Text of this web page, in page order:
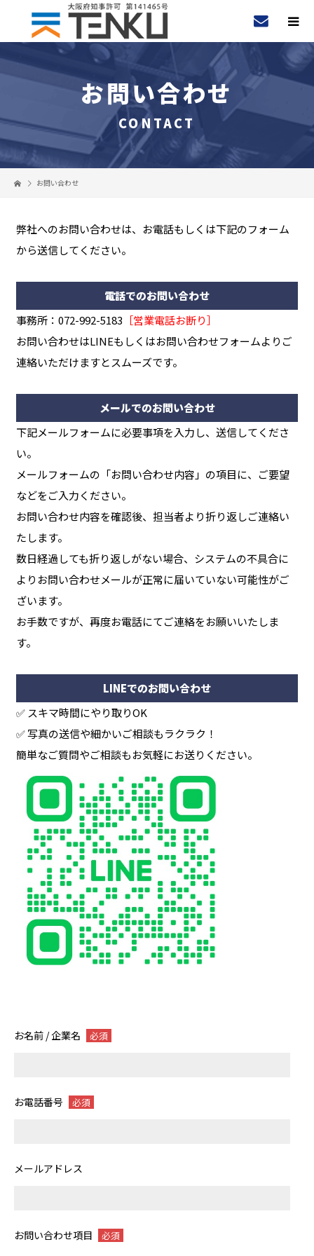
お問い合わせ
CONTACT
お問い合わせ
弊社へのお問い合わせは、お電話もしくは下記のフォーム
から送信してください。
電話でのお問い合わせ
事務所：072-992-5183 ［営業電話お断り］
お問い合わせはLINEもしくはお問い合わせフォームよりご
連絡いただけますとスムーズです。
メールでのお問い合わせ
下記メールフォームに必要事項を入力し、送信してくださ
い。
メールフォームの「お問い合わせ内容」の項目に、ご要望
などをご入力ください。
お問い合わせ内容を確認後、担当者より折り返しご連絡い
たします。
数日経過しても折り返しがない場合、システムの不具合に
よりお問い合わせメールが正常に届いていない可能性がご
ざいます。
お手数ですが、再度お電話にてご連絡をお願いいたしま
す。
LINEでのお問い合わせ
✅ スキマ時間にやり取りOK
✅ 写真の送信や細かいご相談もラクラク！
簡単なご質問やご相談もお気軽にお送りください。
お名前 / 企業名 必須
お電話番号 必須
メールアドレス
お問い合わせ項目 必須